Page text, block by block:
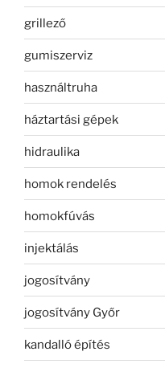
grillező
gumiszerviz
használtruha
háztartási gépek
hidraulika
homok rendelés
homokfúvás
injektálás
jogosítvány
jogosítvány Győr
kandalló építés